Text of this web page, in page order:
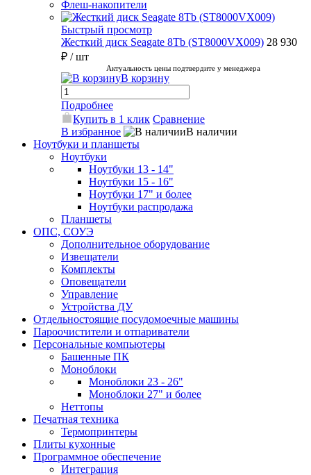
Флеш-накопители
Быстрый просмотр
Жесткий диск Seagate 8Tb (ST8000VX009) 28 930
₽ / шт
Актуальность цены подтвердите у менеджера
В корзину
Подробнее
Купить в 1 клик Сравнение
В избранное
В наличии
Ноутбуки и планшеты
Ноутбуки
Ноутбуки 13 - 14"
Ноутбуки 15 - 16"
Ноутбуки 17" и более
Ноутбуки распродажа
Планшеты
ОПС, СОУЭ
Дополнительное оборудование
Извещатели
Комплекты
Оповещатели
Управление
Устройства ДУ
Отдельностоящие посудомоечные машины
Пароочистители и отпариватели
Персональные компьютеры
Башенные ПК
Моноблоки
Моноблоки 23 - 26"
Моноблоки 27" и более
Неттопы
Печатная техника
Термопринтеры
Плиты кухонные
Программное обеспечение
Интеграция